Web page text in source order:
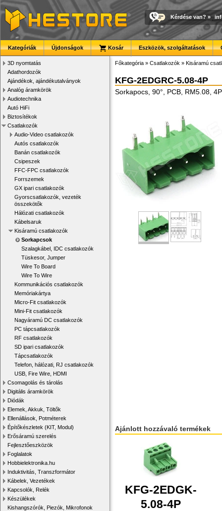
Kérdése van? »
Kategóriák Újdonságok Kosár Eszközök, szolgáltatások
3D nyomtatás
Adathordozók
Ajándékok, ajándékutalványok
Analóg áramkörök
Audiotechnika
Autó HiFi
Biztosítékok
Csatlakozók
Audio-Video csatlakozók
Autós csatlakozók
Banán csatlakozók
Csipeszek
FFC-FPC csatlakozók
Forrszemek
GX ipari csatlakozók
Gyorscsatlakozók, vezeték
összekötők
Hálózati csatlakozók
Kábelsaruk
Kisáramú csatlakozók
Sorkapcsok
Szalagkábel, IDC csatlakozók
Tüskesor, Jumper
Wire To Board
Wire To Wire
Kommunikációs csatlakozók
Memóriakártya
Micro-Fit csatlakozók
Mini-Fit csatlakozók
Nagyáramú DC csatlakozók
PC tápcsatlakozók
RF csatlakozók
SD ipari csatlakozók
Tápcsatlakozók
Telefon, hálózati, RJ csatlakozók
USB, Fire Wire, HDMI
Csomagolás és tárolás
Digitális áramkörök
Diódák
Elemek, Akkuk, Töltők
Ellenállások, Potméterek
Építőkészletek (KIT, Modul)
Erősáramú szerelés
Fejlesztőeszközök
Foglalatok
Hobbielektronika.hu
Induktivitás, Transzformátor
Kábelek, Vezetékek
Kapcsolók, Relék
Készülékek
Kishangszórók, Piezók, Mikrofonok
Főkategória » Csatlakozók » Kisáramú
KFG-2EDGRC-5.08-4P
Sorkapocs, 90°, PCB, RM5.08, 4P
Ajánlott hozzávaló termékek
KFG-2EDGK-
5.08-4P